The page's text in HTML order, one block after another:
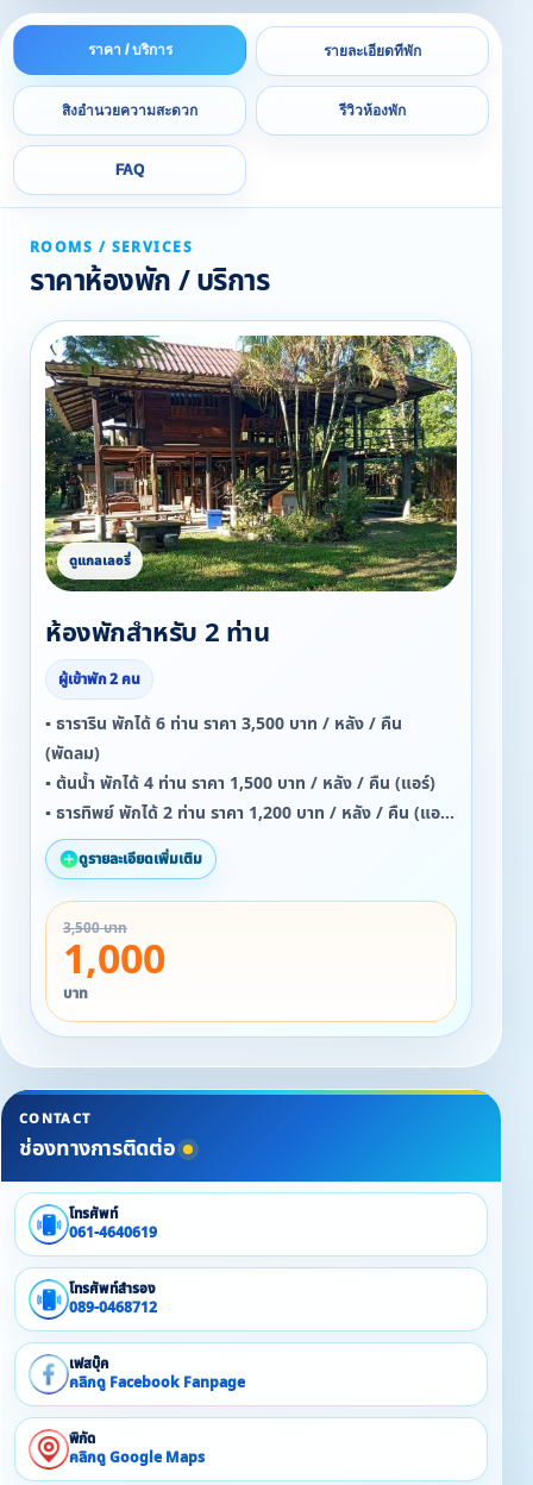
ราคา / บริการ รายละเอียดที่พัก
สิ่งอำนวยความสะดวก รีวิวห้องพัก
FAQ
ROOMS / SERVICES
ราคาห้องพัก / บริการ
ห้องพักสำหรับ 2 ท่าน
ผู้เข้าพัก 2 คน
▪ ธาราริน พักได้ 6 ท่าน ราคา 3,500 บาท / หลัง / คืน
(พัดลม)
▪ ต้นน้ำ พักได้ 4 ท่าน ราคา 1,500 บาท / หลัง / คืน (แอร์)
▪ ธารทิพย์ พักได้ 2 ท่าน ราคา 1,200 บาท / หลัง / คืน (แอร์)
▪ อิงสวน พักได้ 2 ท่าน ราคา 1,000 บาท / หลัง / คืน (แอร์)
▪ ริมสวน พักได้ 2 ท่าน ราคา 1,000 บาท / หลัง / คืน (แอร์)
ดูรายละเอียดเพิ่มเติม
3,500 บาท
1,000
บาท
CONTACT
ช่องทางการติดต่อ
โทรศัพท์
061-4640619
โทรศัพท์สำรอง
089-0468712
เฟสบุ๊ค
คลิกดู Facebook Fanpage
พิกัด
คลิกดู Google Maps